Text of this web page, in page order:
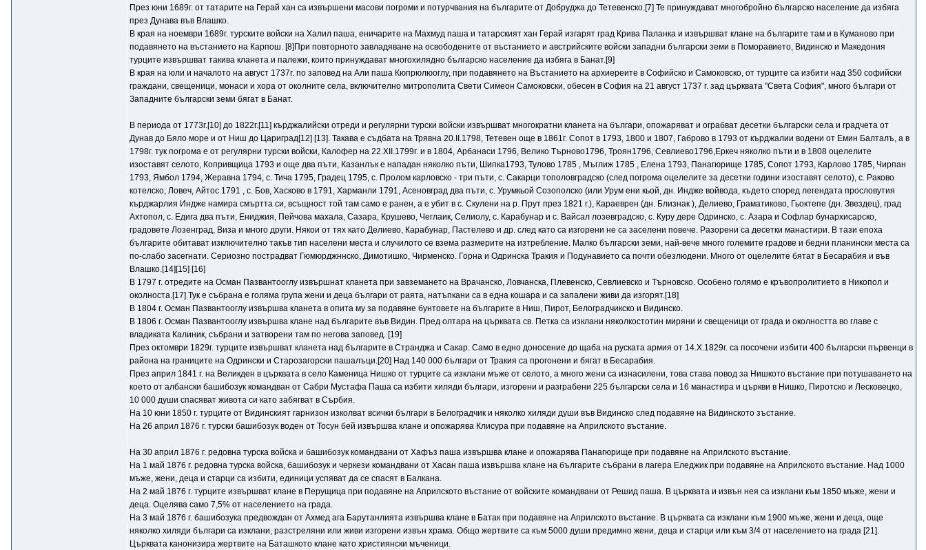
През юни 1689г. от татарите на Герай хан са извършени масови погроми и потурчвания на българите от Добруджа до Тетевенско.[7] Те принуждават многобройно българско население да избяга
през Дунава във Влашко.
В края на ноември 1689г. турските войски на Халил паша, еничарите на Махмуд паша и татарският хан Герай изгарят град Крива Паланка и извършват клане на българите там и в Куманово при
подавянето на въстанието на Карпош. [8]При повторното завладяване на освободените от въстанието и австрийските войски западни български земи в Поморавието, Видинско и Македония
турците извършват такива кланета и палежи, които принуждават многохилядно българско население да избяга в Банат.[9]
В края на юли и началото на август 1737г. по заповед на Али паша Кюпрюлюоглу, при подавянето на Въстанието на архиереите в Софийско и Самоковско, от турците са избити над 350 софийски
граждани, свещеници, монаси и хора от околните села, включително митрополита Свети Симеон Самоковски, обесен в София на 21 август 1737 г. зад църквата "Света София", много българи от
Западните български земи бягат в Банат.
В периода от 1773г.[10] до 1822г.[11] кърджалийски отреди и регулярни турски войски извършват многократни кланета на българи, опожаряват и ограбват десетки български села и градчета от
Дунав до Бяло море и от Ниш до Цариград[12] [13]. Такава е съдбата на Трявна 20.ІІ.1798, Тетевен още в 1861г. Сопот в 1793, 1800 и 1807, Габрово в 1793 от кърджалии водени от Емин Балталъ, а в
1798г. тук погрома е от регулярни турски войски, Калофер на 22.ХІІ.1799г. и в 1804, Арбанаси 1796, Велико Търново1796, Троян1796, Севлиево1796,Еркеч няколко пъти и в 1808 оцелелите
изоставят селото, Копривщица 1793 и още два пъти, Казанлък е нападан няколко пъти, Шипка1793, Тулово 1785 , Мъглиж 1785 , Елена 1793, Панагюрище 1785, Сопот 1793, Карлово 1785, Чирпан
1793, Ямбол 1794, Жеравна 1794, c. Тича 1795, Градец 1795, с. Пролом карловско - три пъти, с. Сакарци тополовградско (след погрома оцелелите за десетки години изоставят селото), с. Раково
котелско, Ловеч, Айтос 1791 , с. Бов, Хасково в 1791, Харманли 1791, Асеновград два пъти, с. Урумкьой Созополско (или Урум ени кьой, дн. Индже войвода, където според легендата прословутия
кърджарлия Индже намира смъртта си, всъщност той там само е ранен, а е убит в с. Скулени на р. Прут през 1821 г.), Караеврен (дн. Близнак ), Делиево, Граматиково, Гьоктепе (дн. Звездец), град
Ахтопол, с. Едига два пъти, Ениджия, Пейчова махала, Сазара, Крушево, Чеглаик, Селиолу, с. Карабунар и с. Вайсал лозевградско, с. Куру дере Одринско, с. Азара и Софлар бунархисарско,
градовете Лозенград, Виза и много други. Някои от тях като Делиево, Карабунар, Пастелево и др. след като са изгорени не са заселени повече. Разорени са десетки манастири. В тази епоха
българите обитават изключително такъв тип населени места и случилото се взема размерите на изтребление. Малко български земи, най-вече много големите градове и бедни планински места са
по-слабо засегнати. Сериозно пострадват Гюмюрджннско, Димотишко, Чирменско. Горна и Одринска Тракия и Подунавието са почти обезлюдени. Много от оцелелите бятат в Бесарабия и във
Влашко.[14][15] [16]
В 1797 г. отредите на Осман Пазвантооглу извършнат кланета при завземането на Врачанско, Ловчанска, Плевенско, Севлиевско и Търновско. Особено голямо е кръвопролитието в Никопол и
околноста.[17] Тук е събрана е голяма група жени и деца българи от раята, натъпкани са в една кошара и са запалени живи да изгорят.[18]
В 1804 г. Осман Пазвантооглу извършва кланета в опита му за пoдавяне бунтовете на българите в Ниш, Пирот, Белоградчикско и Видинско.
В 1806 г. Осман Пазвантооглу извършва клане над българите във Видин. Пред олтара на църквата св. Петка са изклани няколкостотин миряни и свещеници от града и околността во главе с
владиката Калиник, събрани и затворени там по негова заповед. [19]
През октомври 1829г. турците извършват кланета над българите в Странджа и Сакар. Само в едно доносение до щаба на руската армия от 14.Х.1829г. са посочени избити 400 български първенци в
района на границите на Одрински и Старозагорски пашалъци.[20] Над 140 000 българи от Тракия са прогонени и бягат в Бесарабия.
През април 1841 г. на Великден в църквата в село Каменица Нишко от турците са изклани мъже от селото, а много жени са изнасилени, това става повод за Нишкото въстание при потушаването на
което от албански башибозук командван от Сабри Мустафа Паша са избити хиляди българи, изгорени и разграбени 225 български села и 16 манастира и църкви в Нишко, Пиротско и Лeсковeцко,
10 000 души спасяват живота си като забягват в Сърбия.
На 10 юни 1850 г. турците от Видинският гарнизон изколват всички българи в Белоградчик и няколко хиляди души във Видинско след подавяне на Видинското зъстание.
На 26 април 1876 г. турски башибозук воден от Тосун бей извършва клане и опожарява Клисура при подавяне на Априлското въстание.
На 30 април 1876 г. редовна турска войска и башибозук командвани от Хафъз паша извършва клане и опожарява Панагюрище при подавяне на Априлското въстание.
На 1 май 1876 г. редовна турска войска, башибозук и черкези командвани от Хасан паша извършва клане на българите събрани в лагера Еледжик при подавяне на Априлското въстание. Над 1000
мъже, жени, деца и старци са избити, единици успяват да се спасят в Балкана.
На 2 май 1876 г. турците извършват клане в Перущица при подавяне на Априлското въстание от войските командвани от Решид паша. В църквата и извън нея са изклани към 1850 мъже, жени и
деца. Оцелява само 7,5% от населението на града.
На 3 май 1876 г. башибозука предвождан от Ахмед ага Барутанлията извършва клане в Батак при подавяне на Априлското въстание. В църквата са изклани към 1900 мъже, жени и деца, още
няколко хиляди българи са изклани, разстреляни или живи изгорени извън храма. Общо жертвите са към 5000 души предимно жени, деца и старци или към 3/4 от населението на града [21].
Църквата канонизира жертвите на Баташкото клане като християнски мъченици.